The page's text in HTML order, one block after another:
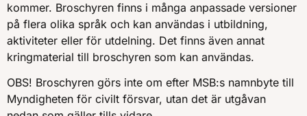
kommer. Broschyren finns i många anpassade versioner
på flera olika språk och kan användas i utbildning,
aktiviteter eller för utdelning. Det finns även annat
kringmaterial till broschyren som kan användas.
OBS! Broschyren görs inte om efter MSB:s namnbyte till
Myndigheten för civilt försvar, utan det är utgåvan